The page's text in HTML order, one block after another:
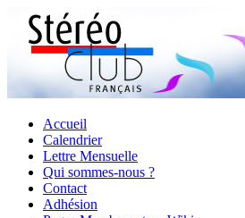
Accueil
Calendrier
Lettre Mensuelle
Qui sommes-nous ?
Contact
Adhésion